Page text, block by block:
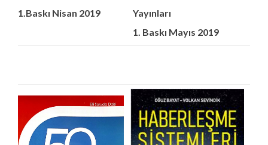
1.Baskı Nisan 2019
Yayınları
1. Baskı Mayıs 2019